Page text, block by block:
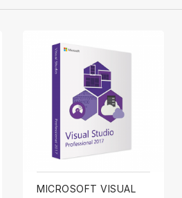
MICROSOFT VISUAL